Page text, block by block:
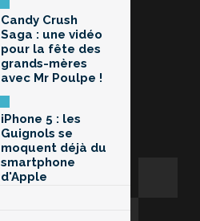
Candy Crush
Saga : une vidéo
pour la fête des
grands-mères
avec Mr Poulpe !
iPhone 5 : les
Guignols se
moquent déjà du
smartphone
d'Apple